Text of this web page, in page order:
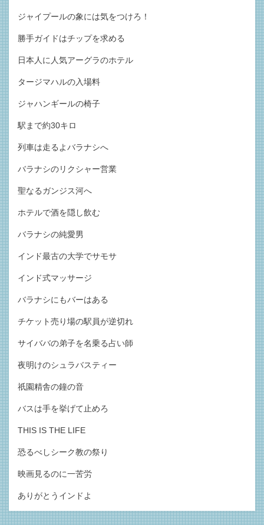
ジャイプールの象には気をつけろ！
勝手ガイドはチップを求める
日本人に人気アーグラのホテル
タージマハルの入場料
ジャハンギールの椅子
駅まで約30キロ
列車は走るよバラナシへ
バラナシのリクシャー営業
聖なるガンジス河へ
ホテルで酒を隠し飲む
バラナシの純愛男
インド最古の大学でサモサ
インド式マッサージ
バラナシにもバーはある
チケット売り場の駅員が逆切れ
サイババの弟子を名乗る占い師
夜明けのシュラバスティー
祇園精舎の鐘の音
バスは手を挙げて止めろ
THIS IS THE LIFE
恐るべしシーク教の祭り
映画見るのに一苦労
ありがとうインドよ